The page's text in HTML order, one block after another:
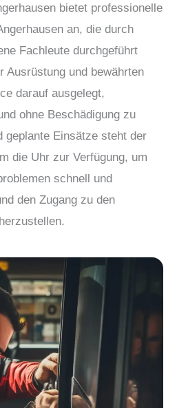
bietet professionelle
an, die durch
Fachleute durchgeführt
Ausrüstung und bewährten
darauf ausgelegt,
ohne Beschädigung zu
geplante Einsätze steht der
die Uhr zur Verfügung, um
schnell und
den Zugang zu den